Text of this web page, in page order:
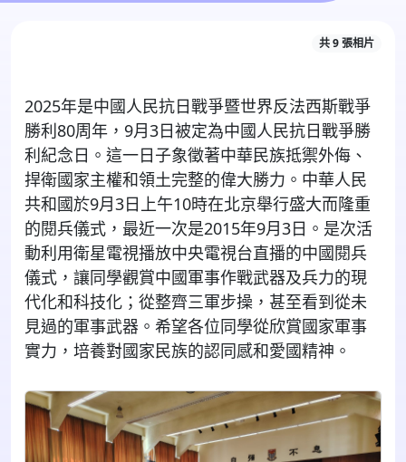
共 9 張相片
2025年是中國人民抗日戰爭暨世界反法西斯戰爭
勝利80周年， 9月3日被定為中國人民抗日戰爭勝
利紀念日。這一日子象徵著中華民族抵禦外侮、
捍衛國家主權和領土完整的偉大勝力。中華人民
共和國於9月3日上午10時在北京舉行盛大而隆重
的閱兵儀式，最近一次是2015年9月3日。是次活
動利用衛星電視播放中央電視台直播的中國閱兵
儀式，讓同學觀賞中國軍事作戰武器及兵力的現
代化和科技化；從整齊三軍步操， 甚至看到從未
見過的軍事武器。希望各位同學從欣賞國家軍事
實力，培養對國家民族的認同感和愛國精神。